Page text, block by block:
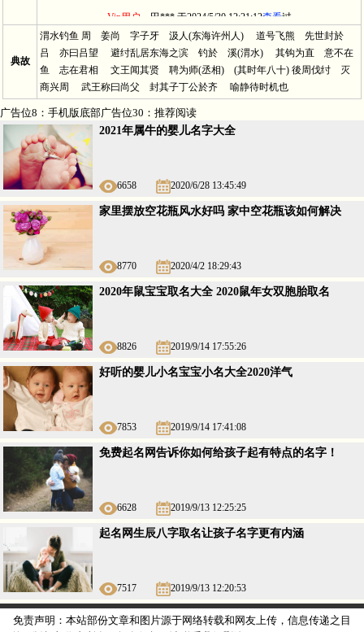
Vip用户－ 田*** 于2024/5/30 12:21:12查看过
Vip用户－s*** 于查看过
典故
渭水钓鱼 周 姜尚 字子牙 汲人(东海许州人) 道号飞熊 先世封於
吕 亦曰吕望 避纣乱居东海之滨 钓於 溪(渭水) 其钩为直 意不在
鱼 志在君相 文王闻其贤 聘为师(丞相) (其时年八十) 後周伐纣 灭
商兴周 武王称曰尚父 封其子丁公於齐 喻静待时机也
广告位8：手机版底部广告位30：推荐阅读
2021年属牛的婴儿名字大全
6658 2020/6/28 13:45:49
家里摆放空花瓶风水好吗 家中空花瓶该如何解决
8770 2020/4/2 18:29:43
2020年鼠宝宝取名大全 2020鼠年女双胞胎取名
8826 2019/9/14 17:55:26
好听的婴儿小名宝宝小名大全2020洋气
7853 2019/9/14 17:41:08
免费起名网告诉你如何给孩子起有特点的名字！
6628 2019/9/13 12:25:25
起名网生辰八字取名让孩子名字更有内涵
7517 2019/9/13 12:20:53
免责声明：本站部份文章和图片源于网络转载和网友上传，信息传递之目